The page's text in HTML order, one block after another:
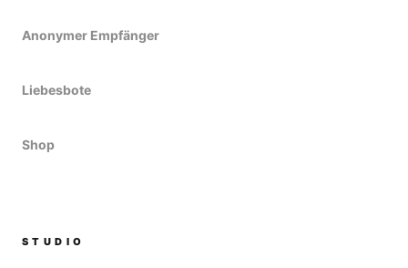
Anonymer Empfänger
Liebesbote
Shop
STUDIO